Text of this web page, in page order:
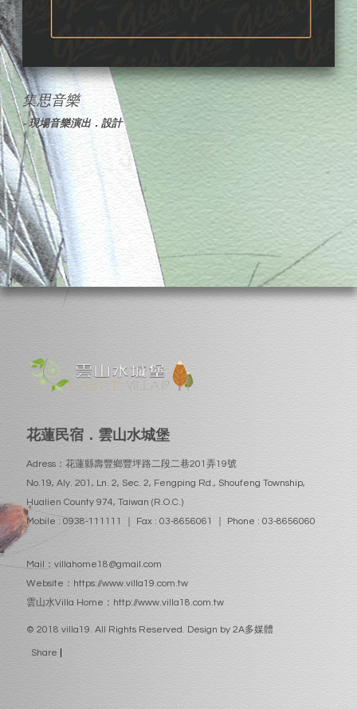
集思音樂
~ 現場音樂演出．設計
花蓮民宿．雲山水城堡
Adress：花蓮縣壽豐鄉豐坪路二段二巷201弄19號
No.19, Aly. 201, Ln. 2, Sec. 2, Fengping Rd., Shoufeng Township,
Hualien County 974, Taiwan (R.O.C.)
Mobile : 0938-111111 ｜ Fax : 03-8656061 ｜ Phone : 03-8656060
Mail： villahome18@gmail.com
Website： https://www.villa19.com.tw
雲山水Villa Home： http://www.villa18.com.tw
© 2018 villa19. All Rights Reserved. Design by 2A多媒體
Share